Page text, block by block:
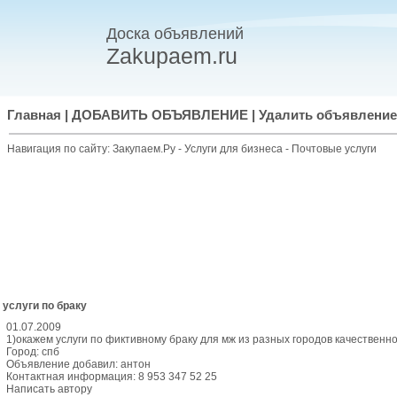
Доска объявлений
Zakupaem.ru
Главная ДОБАВИТЬ ОБЪЯВЛЕНИЕ Удалить объявление
Навигация по сайту: Закупаем.Ру - Услуги для бизнеса - Почтовые услуги
услуги по браку
01.07.2009
1)окажем услуги по фиктивному браку для мж из разных городов
Город: спб
Объявление добавил: антон
Контактная информация: 8 953 347 52 25
Написать автору